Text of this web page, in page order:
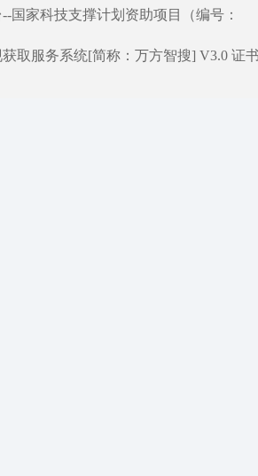
国家科技支撑计划资助项目（编号：
取服务系统[简称：万方智搜] V3.0 证